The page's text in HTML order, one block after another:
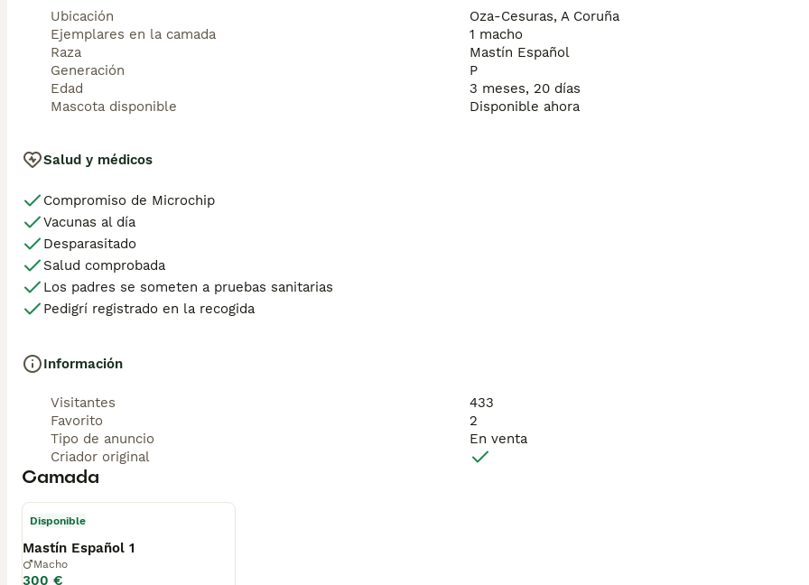
Ubicación
Oza-Cesuras, A Coruña
Ejemplares en la camada
1 macho
Raza
Mastín Español
Generación
P
Edad
3 meses, 20 días
Mascota disponible
Disponible ahora
Salud y médicos
Compromiso de Microchip
Vacunas al día
Desparasitado
Salud comprobada
Los padres se someten a pruebas sanitarias
Pedigrí registrado en la recogida
Información
Visitantes
433
Favorito
2
Tipo de anuncio
En venta
Criador original
Camada
Disponible
Mastín Español 1
Macho
300 €